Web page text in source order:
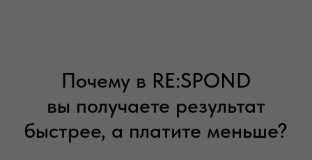
Почему в RE:SPOND
вы получаете результат
быстрее, а платите меньше?